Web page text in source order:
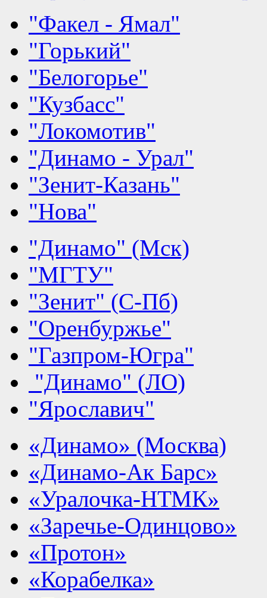
"Факел - Ямал"
"Горький"
"Белогорье"
"Кузбасс"
"Локомотив"
"Динамо - Урал"
"Зенит-Казань"
"Нова"
"Динамо" (Мск)
"МГТУ"
"Зенит" (С-Пб)
"Оренбуржье"
"Газпром-Югра"
"Динамо" (ЛО)
"Ярославич"
«Динамо» (Москва)
«Динамо-Ак Барс»
«Уралочка-НТМК»
«Заречье-Одинцово»
«Протон»
«Корабелка»